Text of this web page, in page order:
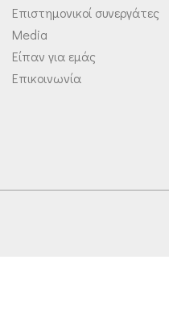
Επιστημονικοί συνεργάτες
Media
Είπαν για εμάς
Επικοινωνία